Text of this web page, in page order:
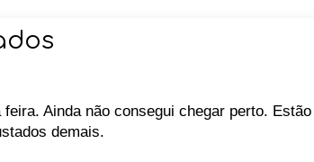
Ainda não consegui chegar perto. Estão
demais.